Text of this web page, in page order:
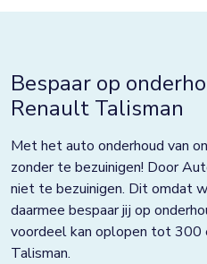
Bespaar op
Renault Talisman
Met het auto onderhoud van
zonder te bezuinigen! Door
niet te bezuinigen. Dit omdat
daarmee bespaar jij op
voordeel kan oplopen tot 300
Talisman.